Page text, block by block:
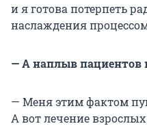
и я готова потерпеть
наслаждения
— А наплыв пациентов
— Меня этим фактом
А вот лечение